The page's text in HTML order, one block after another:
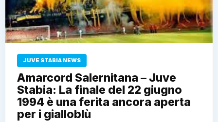
JUVE STABIA NEWS
Amarcord Salernitana – Juve
Stabia: La finale del 22 giugno
1994 è una ferita ancora aperta
per i gialloblù